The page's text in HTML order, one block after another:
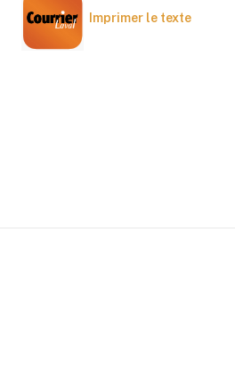
Imprimer le texte